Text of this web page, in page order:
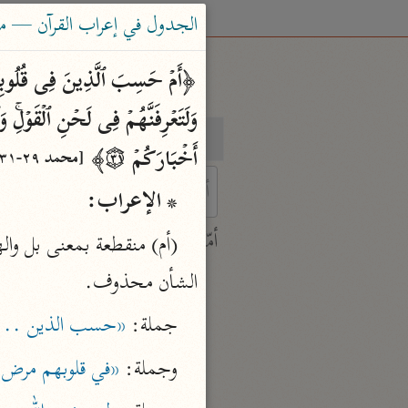
بحث
characters for results.
أمّهات
جامع البيان
ابن جرير الطبري (٣١٠ هـ)
نحو ٢٨ مجلدًا
تفسير القرآن العظيم
ابن كثير (٧٧٤ هـ)
الجدول في إعراب القرآن —
أَخۡبَارَكُمۡ ۝٣١﴾
[محمد ٢٩-٣١]
* الإعراب:
الشأن محذوف.
جملة: «حسب الذين
وجملة: «في قلوبهم